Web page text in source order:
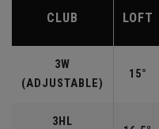
CLUB LOFT
3W
(ADJUSTABLE)
15°
3HL